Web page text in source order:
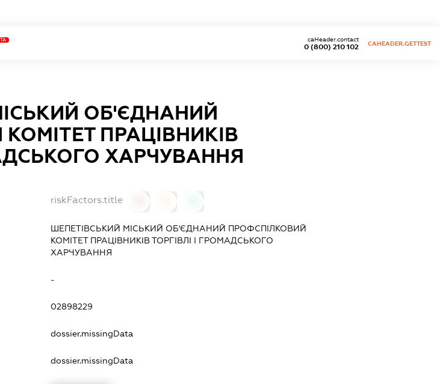
0 (800) 210 102
caHeader.contact
CAHEADER.GETTEST
ОБ'ЄДНАНИЙ
ПРАЦІВНИКІВ
ХАРЧУВАННЯ
riskFactors.title
ШЕПЕТІВСЬКИЙ МІСЬКИЙ ОБ'ЄДНАНИЙ ПРОФСПІЛКОВИЙ
КОМІТЕТ ПРАЦІВНИКІВ ТОРГІВЛІ І ГРОМАДСЬКОГО
ХАРЧУВАННЯ
-
02898229
dossier.missingData
dossier.missingData